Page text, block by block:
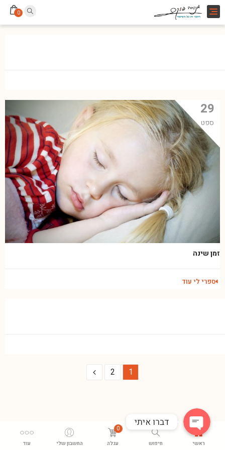
Toggle
navigation
0
29
ספט
זמן שינה
ספרי לי עוד
1
2
ראשי חיפוש
0
עגלה החשבון שלי עוד
דברו איתי